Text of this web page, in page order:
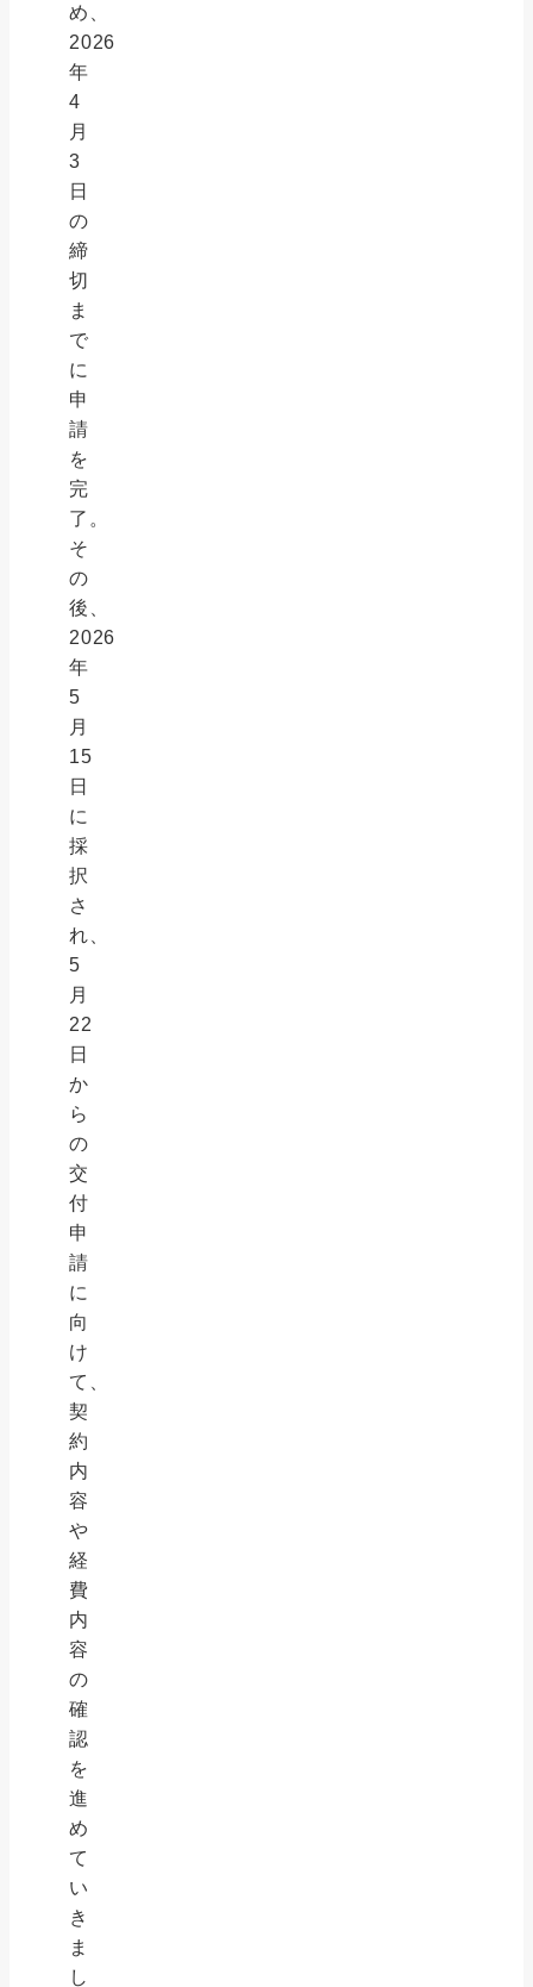
め、
2026
年
4
月
3
日
の
締
切
ま
で
に
申
請
を
完
了。
そ
の
後、
2026
年
5
月
15
日
に
採
択
さ
れ、
5
月
22
日
か
ら
の
交
付
申
請
に
向
け
て、
契
約
内
容
や
経
費
内
容
の
確
認
を
進
め
て
い
き
ま
し